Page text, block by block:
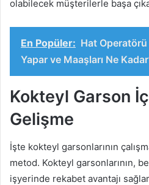
olabilecek müşterilerle başa
En Popüler: Hat Operatörü
Yapar ve Maaşları Ne
Kokteyl Garson
Gelişme
İşte kokteyl garsonlarının
metod. Kokteyl garsonlarının,
işyerinde rekabet avantajı